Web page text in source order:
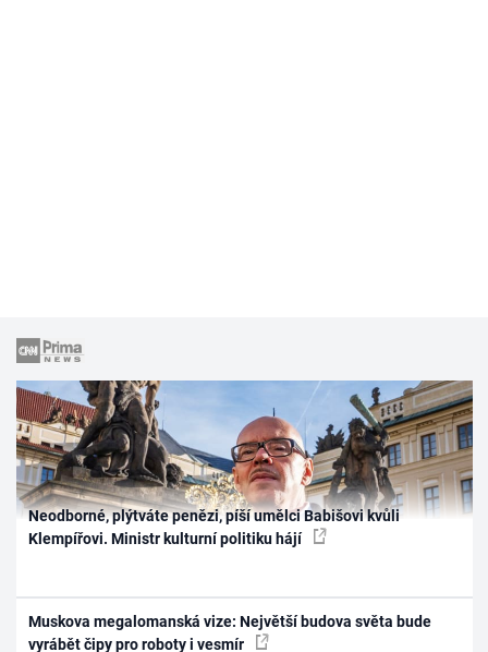
Neodborné, plýtváte penězi, píší umělci Babišovi kvůli
Klempířovi. Ministr kulturní politiku hájí
Muskova megalomanská vize: Největší budova světa bude
vyrábět čipy pro roboty i vesmír